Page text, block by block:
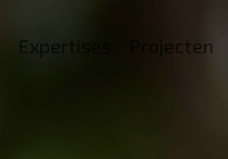
Expertises Projecten